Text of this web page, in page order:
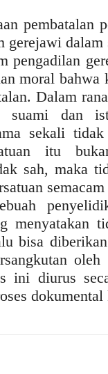
pembatalan
pengadilan
moral
Dalam
suami dan
sekali
itu
sah, maka
menyatakan
bisa
ini diurus